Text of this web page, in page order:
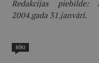
Redakcijas
2004.gada 31.janvāri.
RĪKI